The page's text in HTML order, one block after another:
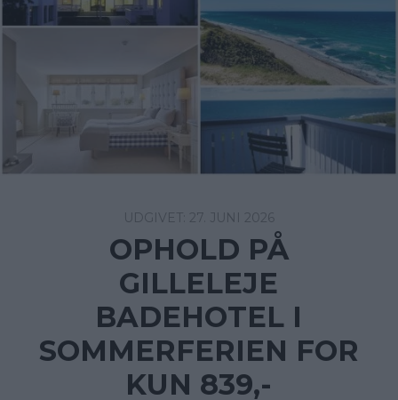
27. JUNI 2026
OPHOLD PÅ
GILLELEJE
BADEHOTEL I
SOMMERFERIEN FOR
KUN 839,-